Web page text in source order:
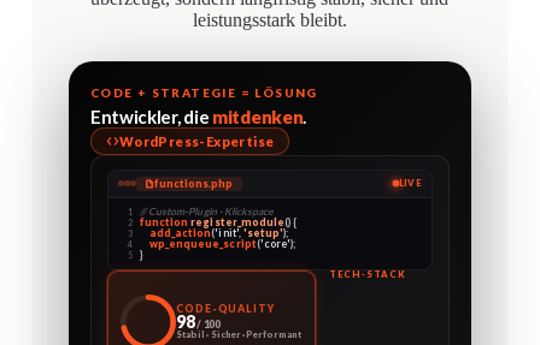
leistungsstark bleibt.
CODE + STRATEGIE = LÖSUNG
Entwickler, die mitdenken.
WordPress-Expertise
functions.php LIVE
1 // Custom-Plugin · Klickspace
2 function register_module () {
3 add_action ('init', 'setup');
4 wp_enqueue_script('core');
5 }
CODE-QUALITY
98/ 100
Stabil · Sicher · Performant
TECH-STACK